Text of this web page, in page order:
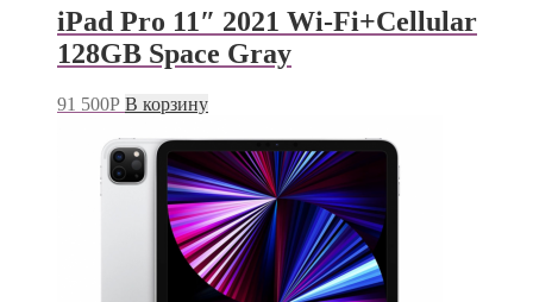
iPad Pro 11″ 2021 Wi-Fi+Cellular
128GB Space Gray
91 500Р В корзину